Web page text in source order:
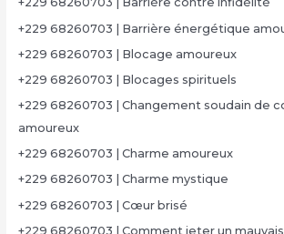
+229 68260703 | Barrière énergétique
+229 68260703 | Blocage amoureux
+229 68260703 | Blocages spirituels
+229 68260703 | Changement soudain de
amoureux
+229 68260703 | Charme amoureux
+229 68260703 | Charme mystique
+229 68260703 | Cœur brisé
+229 68260703 | Comment jeter un